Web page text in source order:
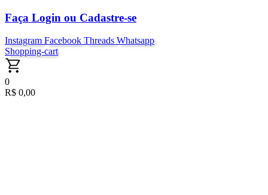
Ir
para
o
conteúdo
Faça Login ou Cadastre-se
Instagram Facebook Threads Whatsapp
Shopping-cart
0
R$ 0,00